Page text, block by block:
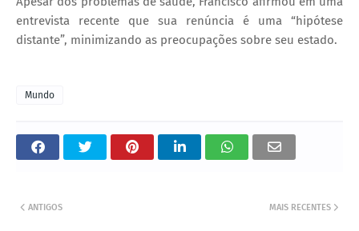
entrevista recente que sua renúncia é uma “hipótese
distante”, minimizando as preocupações sobre seu estado.
Mundo
MAIS RECENTES
ANTIGOS